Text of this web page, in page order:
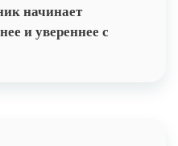
начинает
и увереннее с